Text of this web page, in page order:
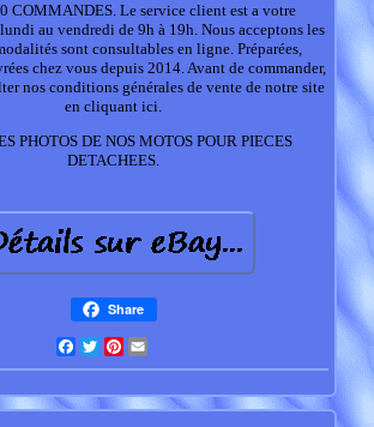
COMMANDES. Le service client est a votre
au vendredi de 9h à 19h. Nous acceptons les
sont consultables en ligne. Préparées,
chez vous depuis 2014. Avant de commander,
nos conditions générales de vente de notre site
en cliquant ici.
PHOTOS DE NOS MOTOS POUR PIECES
DETACHEES.
Share
Facebook
TwitterPinterest